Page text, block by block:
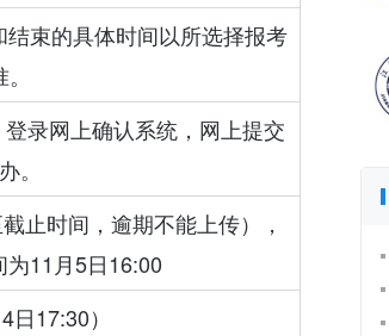
束的具体时间以所选择报考
录网上确认系统，网上提交
。
止时间，逾期不能上传），
11月5日16:00
17:30）